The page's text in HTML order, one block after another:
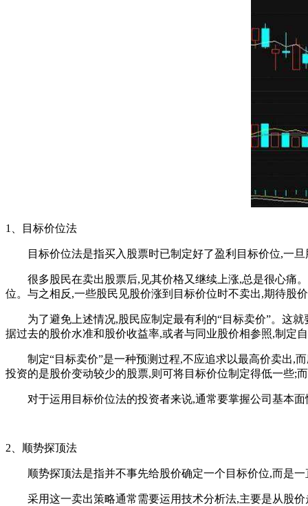
1、目标价位法
目标价位法是指买入股票时已制定好了盈利目标价位,一旦
很多股民在卖出股票后,见其价格又继续上涨,总是很心痛。
位。与之相反,一些股民见股价涨到目标价位时不卖出,期待股
为了避免上述情况,股民应制定最有利的“目标卖价”。这就
据过去的股价水准和股价收益率,或者与同业股价相参照,制定
制定“目标卖价”是一种预测过程,不应追求以最高价卖出,而
投资的是股价变动较少的股票,则可将目标价位制定得低一些;
对于运用目标价位法的投资者来说,通常要掌握公司基本面
2、顺势探顶法
顺势探顶法是指并不事先给股价确定一个目标价位,而是一
采用这一卖出策略通常需要运用技术分析法,主要是从股价